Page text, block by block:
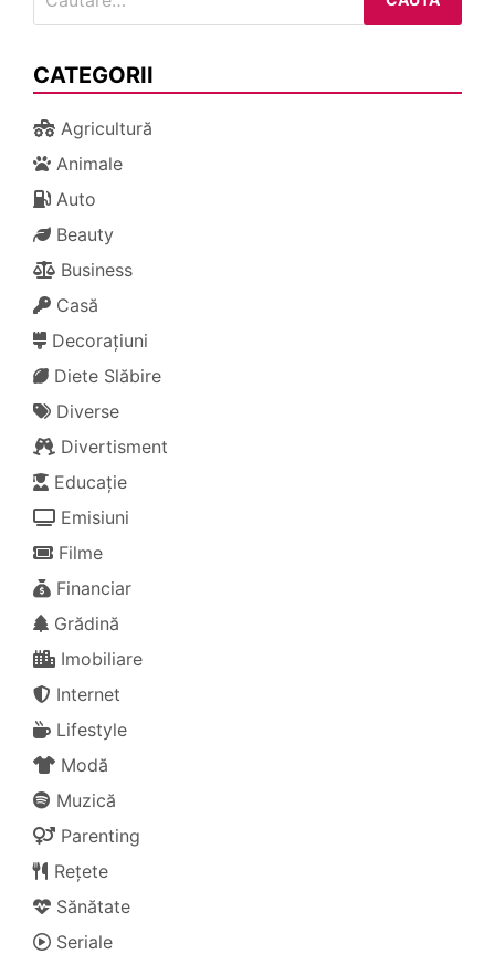
după:
CATEGORII
Agricultură
Animale
Auto
Beauty
Business
Casă
Decorațiuni
Diete Slăbire
Diverse
Divertisment
Educație
Emisiuni
Filme
Financiar
Grădină
Imobiliare
Internet
Lifestyle
Modă
Muzică
Parenting
Rețete
Sănătate
Seriale